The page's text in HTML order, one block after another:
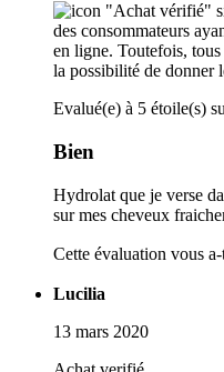
"Achat vérifié"
des consommateurs
en ligne. Toutefois,
la possibilité de donner
Evalué(e) à 5 étoile(s)
Bien
Hydrolat que je verse
sur mes cheveux
Cette évaluation vous
Lucilia
13 mars 2020